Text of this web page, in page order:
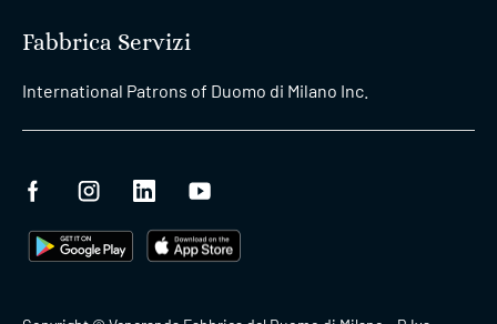
Fabbrica Servizi
International Patrons of Duomo di Milano Inc.